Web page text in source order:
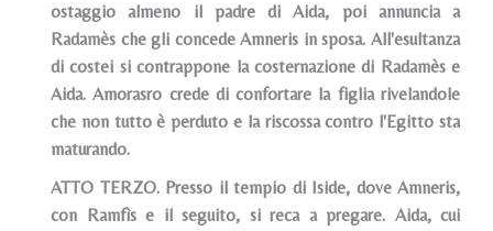
ostaggio almeno il padre di Aida, poi annuncia a
Radamès che gli concede Amneris in sposa. All'esultanza
di costei si contrappone la costernazione di Radamès e
Aida. Amorasro crede di confortare la figlia rivelandole
che non tutto è perduto e la riscossa contro l'Egitto sta
maturando.
ATTO TERZO. Presso il tempio di Iside, dove Amneris,
con Ramfìs e il seguito, si reca a pregare. Aida, cui